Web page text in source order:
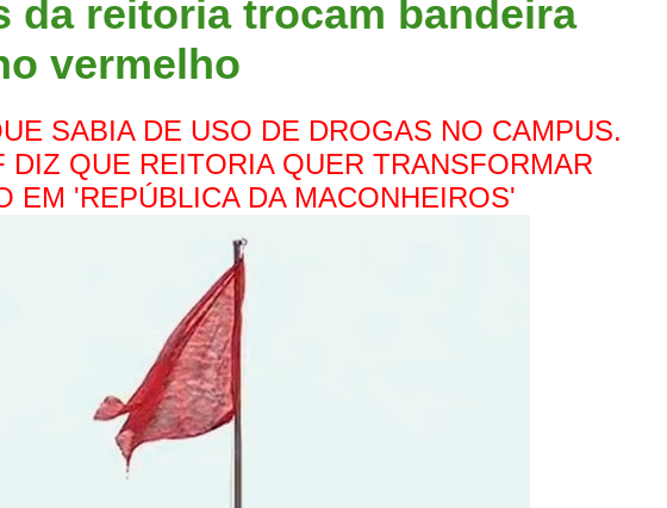
da reitoria trocam bandeira
vermelho
SABIA DE USO DE DROGAS NO CAMPUS.
DIZ QUE REITORIA QUER TRANSFORMAR
EM 'REPÚBLICA DA MACONHEIROS'